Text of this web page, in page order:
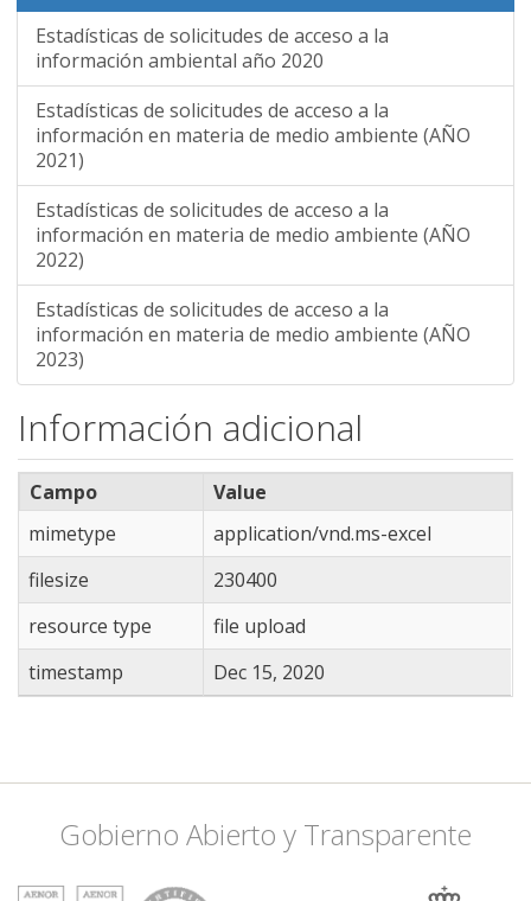
Estadísticas de solicitudes de acceso a la
información ambiental año 2020
Estadísticas de solicitudes de acceso a la
información en materia de medio ambiente (AÑO
2021)
Estadísticas de solicitudes de acceso a la
información en materia de medio ambiente (AÑO
2022)
Estadísticas de solicitudes de acceso a la
información en materia de medio ambiente (AÑO
2023)
Información adicional
Campo
Value
mimetype
application/vnd.ms-excel
filesize
230400
resource type
file upload
timestamp
Dec 15, 2020
Gobierno Abierto y Transparente